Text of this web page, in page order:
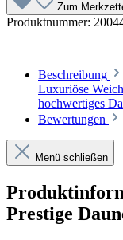
Zum
Produktnummer:
Beschreibung
Luxuriöse
hochwertiges
Bewertungen
Menü schließen
Prestige